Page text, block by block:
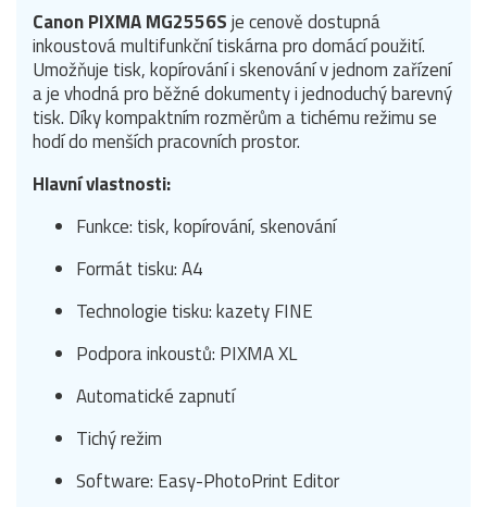
Canon PIXMA MG2556Sje cenově dostupná
inkoustová multifunkční tiskárna pro domácí použití.
Umožňuje tisk, kopírování i skenování v jednom zařízení
a je vhodná pro běžné dokumenty i jednoduchý barevný
tisk. Díky kompaktním rozměrům a tichému režimu se
hodí do menších pracovních prostor.
Hlavní vlastnosti:
Funkce: tisk, kopírování, skenování
Formát tisku: A4
Technologie tisku: kazety FINE
Podpora inkoustů: PIXMA XL
Automatické zapnutí
Tichý režim
Software: Easy-PhotoPrint Editor